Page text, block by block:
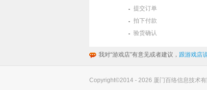
提交订单
拍下付款
验货确认
我对“游戏店”有意见或者建议， 跟游戏店
Copyright©2014 - 2026 厦门百络信息技术